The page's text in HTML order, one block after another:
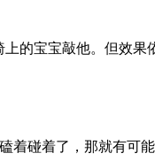
的宝宝敲他。但效果
着碰着了，那就有可